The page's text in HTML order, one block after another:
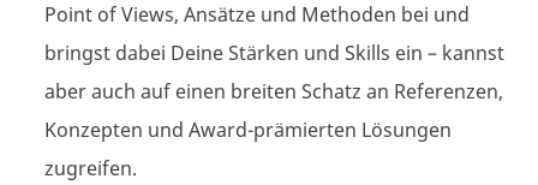
Point of Views, Ansätze und Methoden bei und
bringst dabei Deine Stärken und Skills ein – kannst
aber auch auf einen breiten Schatz an Referenzen,
Konzepten und Award-prämierten Lösungen
zugreifen.